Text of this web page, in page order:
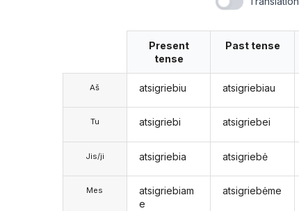
Aš
Tu
Jis/ji
Mes
Present
tense
atsigriebiu
atsigriebi
atsigriebia
atsigriebiam
e
Past tense
atsigriebiau
atsigriebei
atsigriebė
atsigriebėme